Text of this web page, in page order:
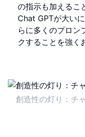
の指示も加えるこ
Chat GPTが大い
らに多くのプロン
クすることを強く
創造性の灯り：チ